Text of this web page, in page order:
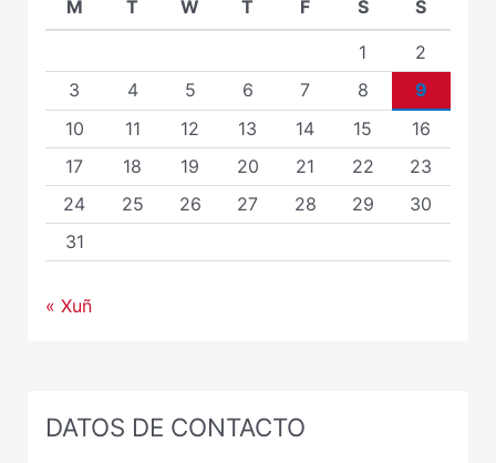
M T W T F S S
1
2
3
4 5 6 7 8
9
10
11 12 13 14 15
16
17
18 19 20 21 22
23
24
25 26 27 28 29
30
31
« Xuñ
DATOS DE CONTACTO